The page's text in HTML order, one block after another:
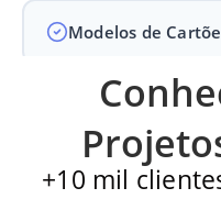
Modelos de
Carteirinha de
Cartão PVC
+10 mil